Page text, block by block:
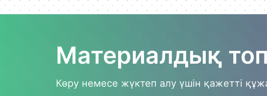
Материалдық
Көру немесе жүктеп алу үшін қажетті